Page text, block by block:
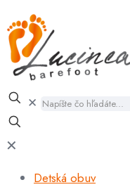
✕
✕
Detská obuv